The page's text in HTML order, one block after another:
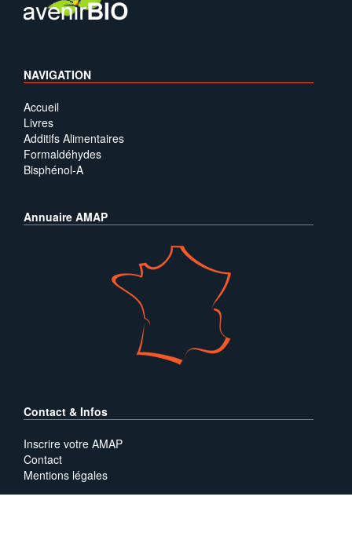
NAVIGATION
Accueil
Livres
Additifs Alimentaires
Formaldéhydes
Bisphénol-A
Annuaire AMAP
Contact & Infos
Inscrire votre AMAP
Contact
Mentions légales